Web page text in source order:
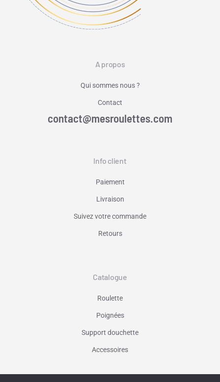
A propos
Qui sommes nous ?
Contact
contact@mesroulettes.com
Info client
Paiement
Livraison
Suivez votre commande
Retours
Catalogue
Roulette
Poignées
Support douchette
Accessoires